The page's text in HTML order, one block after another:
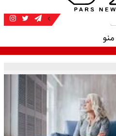
منو